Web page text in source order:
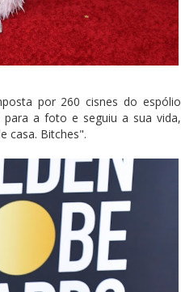
por 260 cisnes do espólio
para a foto e seguiu a sua vida,
casa. Bitches".